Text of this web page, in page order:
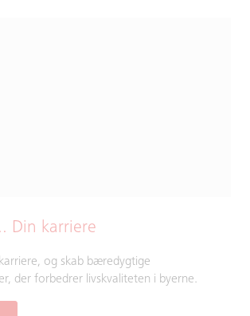
Din karriere
og skab bæredygtige
der forbedrer livskvaliteten i byerne.